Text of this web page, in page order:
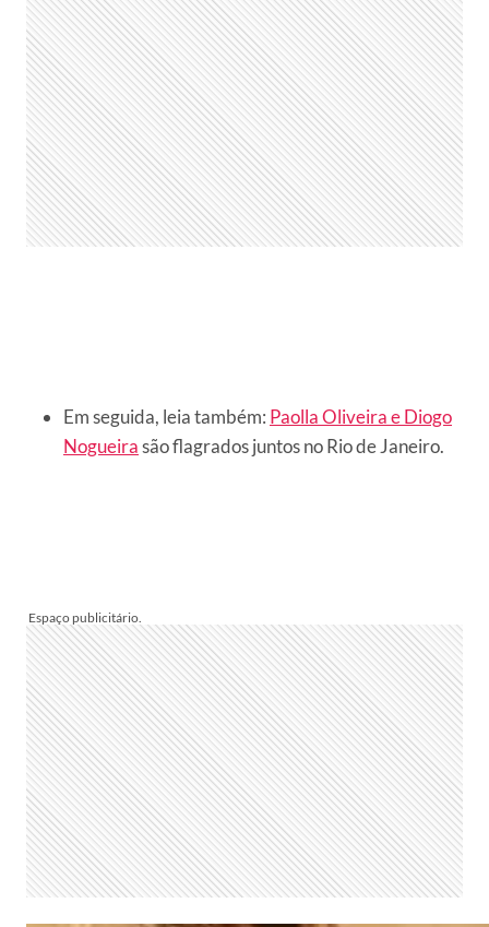
Em seguida, leia também: Paolla Oliveira e Diogo
Nogueirasão flagrados juntos no Rio de Janeiro.